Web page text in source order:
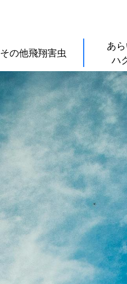
その他飛翔害虫
あ
ハ